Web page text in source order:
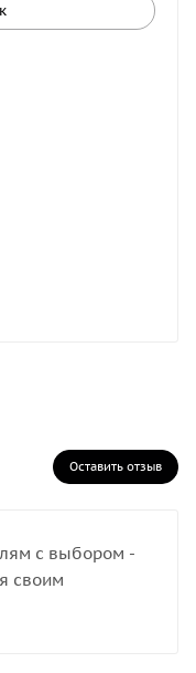
Оставить отзыв
с выбором -
своим